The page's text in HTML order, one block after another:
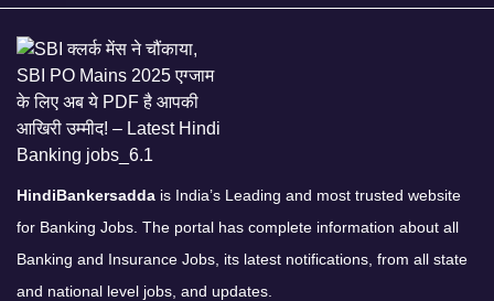
HindiBankersadda is India’s Leading and most trusted website
for Banking Jobs. The portal has complete information about all
Banking and Insurance Jobs, its latest notifications, from all state
and national level jobs, and updates.